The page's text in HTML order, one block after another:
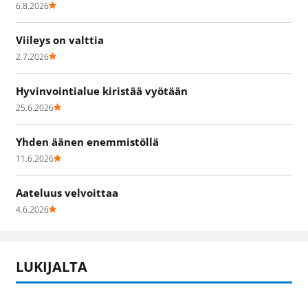
6.8.2026
Viileys on valttia
2.7.2026
Hyvinvointialue kiristää vyötään
25.6.2026
Yhden äänen enemmistöllä
11.6.2026
Aateluus velvoittaa
4.6.2026
LUKIJALTA